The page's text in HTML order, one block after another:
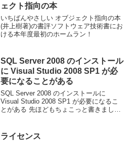
ェクト指向の本
いちばんやさしい オブジェクト指向の本
(井上樹著)の書評ソフトウェア技術書にお
ける本年度最初のホームラン！
SQL Server 2008 のインストール
に Visual Studio 2008 SP1 が必
要になることがある
SQL Server 2008 のインストールに
Visual Studio 2008 SP1 が必要になるこ
とがある 先ほどもちょこっと書きました
ライセンス